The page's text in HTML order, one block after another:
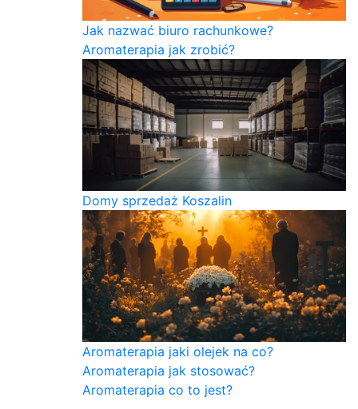
Jak nazwać biuro rachunkowe?
Aromaterapia jak zrobić?
Domy sprzedaż Koszalin
Aromaterapia jaki olejek na co?
Aromaterapia jak stosować?
Aromaterapia co to jest?